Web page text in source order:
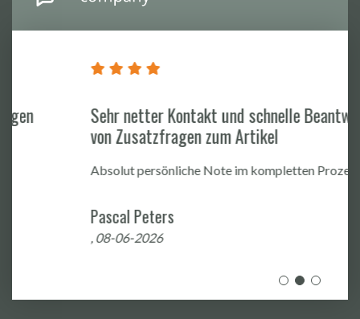
Sehr netter Kontakt und schnelle Beantwortung
von Zusatzfragen zum Artikel
Absolut persönliche Note im kompletten Prozess
Pascal Peters
, 08-06-2026